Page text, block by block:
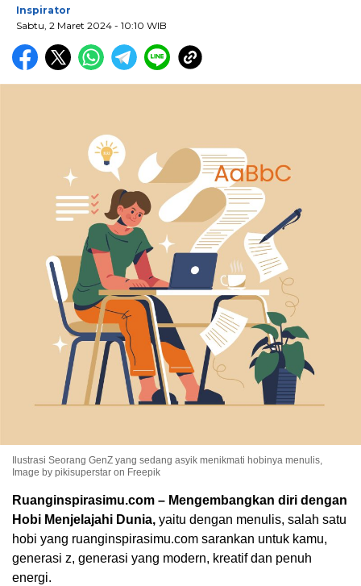
Inspirator
Sabtu, 2 Maret 2024 - 10:10 WIB
Ilustrasi Seorang GenZ yang sedang asyik menikmati hobinya menulis,
Image by pikisuperstar on Freepik
Ruanginspirasimu.com – Mengembangkan diri dengan
Hobi Menjelajahi Dunia, yaitu dengan menulis, salah satu
hobi yang ruanginspirasimu.com sarankan untuk kamu,
generasi z, generasi yang modern, kreatif dan penuh
energi.